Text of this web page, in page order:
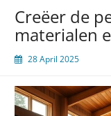
Creëer de
materialen
28 April 2025